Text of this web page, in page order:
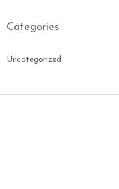
Categories
Uncategorized